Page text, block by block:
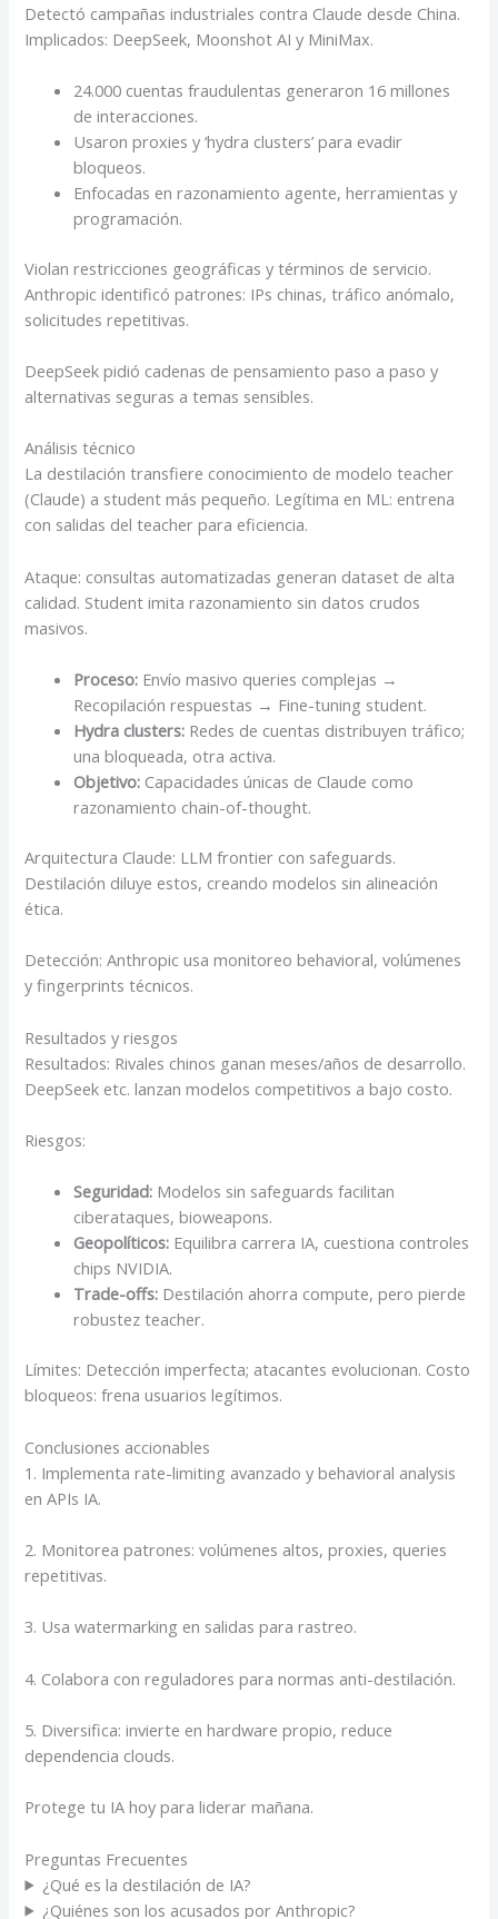
Detectó campañas industriales contra Claude desde China.
Implicados: DeepSeek, Moonshot AI y MiniMax.
24.000 cuentas fraudulentas generaron 16 millones
de interacciones.
Usaron proxies y ‘hydra clusters’ para evadir
bloqueos.
Enfocadas en razonamiento agente, herramientas y
programación.
Violan restricciones geográficas y términos de servicio.
Anthropic identificó patrones: IPs chinas, tráfico anómalo,
solicitudes repetitivas.
DeepSeek pidió cadenas de pensamiento paso a paso y
alternativas seguras a temas sensibles.
Análisis técnico
La destilación transfiere conocimiento de modelo teacher
(Claude) a student más pequeño. Legítima en ML: entrena
con salidas del teacher para eficiencia.
Ataque: consultas automatizadas generan dataset de alta
calidad. Student imita razonamiento sin datos crudos
masivos.
Proceso: Envío masivo queries complejas →
Recopilación respuestas → Fine-tuning student.
Hydra clusters: Redes de cuentas distribuyen tráfico;
una bloqueada, otra activa.
Objetivo: Capacidades únicas de Claude como
razonamiento chain-of-thought.
Arquitectura Claude: LLM frontier con safeguards.
Destilación diluye estos, creando modelos sin alineación
ética.
Detección: Anthropic usa monitoreo behavioral, volúmenes
y fingerprints técnicos.
Resultados y riesgos
Resultados: Rivales chinos ganan meses/años de desarrollo.
DeepSeek etc. lanzan modelos competitivos a bajo costo.
Riesgos:
Seguridad: Modelos sin safeguards facilitan
ciberataques, bioweapons.
Geopolíticos: Equilibra carrera IA, cuestiona controles
chips NVIDIA.
Trade-offs: Destilación ahorra compute, pero pierde
robustez teacher.
Límites: Detección imperfecta; atacantes evolucionan. Costo
bloqueos: frena usuarios legítimos.
Conclusiones accionables
1. Implementa rate-limiting avanzado y behavioral analysis
en APIs IA.
2. Monitorea patrones: volúmenes altos, proxies, queries
repetitivas.
3. Usa watermarking en salidas para rastreo.
4. Colabora con reguladores para normas anti-destilación.
5. Diversifica: invierte en hardware propio, reduce
dependencia clouds.
Protege tu IA hoy para liderar mañana.
Preguntas Frecuentes
¿Qué es la destilación de IA?
¿Quiénes son los acusados por Anthropic?